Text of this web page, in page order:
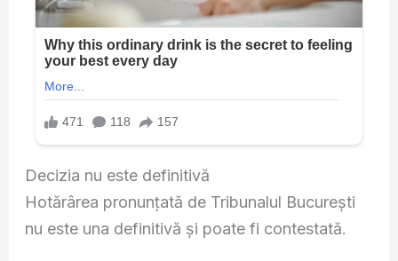
Decizia nu este definitivă
Hotărârea pronunțată de Tribunalul București
nu este una definitivă și poate fi contestată.